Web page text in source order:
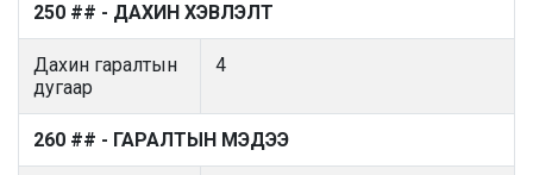
250 ## - ДАХИН ХЭВЛЭЛТ
Дахин гаралтын
дугаар
4
260 ## - ГАРАЛТЫН МЭДЭЭ